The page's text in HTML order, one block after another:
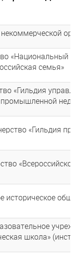
«Национальный
семья»
«Гильдия
«Гильдия
«Всероссийское
историческое
школа»